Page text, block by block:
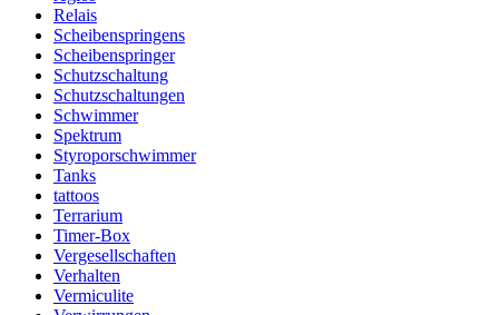
Relais
Scheibenspringens
Scheibenspringer
Schutzschaltung
Schutzschaltungen
Schwimmer
Spektrum
Styroporschwimmer
Tanks
tattoos
Terrarium
Timer-Box
Vergesellschaften
Verhalten
Vermiculite